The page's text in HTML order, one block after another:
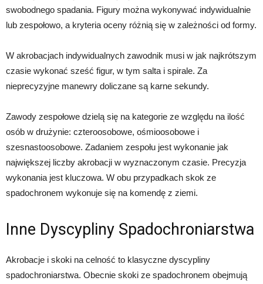
swobodnego spadania. Figury można wykonywać indywidualnie
lub zespołowo, a kryteria oceny różnią się w zależności od formy.
W akrobacjach indywidualnych zawodnik musi w jak najkrótszym
czasie wykonać sześć figur, w tym salta i spirale. Za
nieprecyzyjne manewry doliczane są karne sekundy.
Zawody zespołowe dzielą się na kategorie ze względu na ilość
osób w drużynie: czteroosobowe, ośmioosobowe i
szesnastoosobowe. Zadaniem zespołu jest wykonanie jak
największej liczby akrobacji w wyznaczonym czasie. Precyzja
wykonania jest kluczowa. W obu przypadkach skok ze
spadochronem wykonuje się na komendę z ziemi.
Inne Dyscypliny Spadochroniarstwa
Akrobacje i skoki na celność to klasyczne dyscypliny
spadochroniarstwa. Obecnie skoki ze spadochronem obejmują